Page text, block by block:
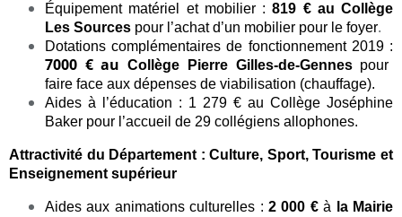
Équipement matériel et mobilier :819 € au Collège
Les Sources pour l’achat d’un mobilier pour le foyer.
Dotations complémentaires de fonctionnement 2019 :
7000 € auCollège Pierre Gilles-de-Gennes pour
faire face aux dépenses de viabilisation (chauffage).
Aides à l’éducation : 1 279 € au Collège Joséphine
Baker pour l’accueil de 29 collégiens allophones.
Attractivité du Département : Culture, Sport, Tourisme et
Enseignement supérieur
Aides aux animations culturelles : 2 000 €à
la Mairie